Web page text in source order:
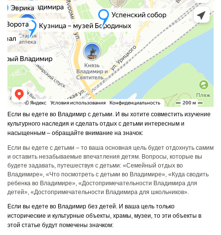
Если вы едете во Владимир с детьми. И вы хотите совместить изучение
культурного наследия и сделать отдых с детьми интересным и
насыщенным – обращайте внимание на значок:
Если вы едете с детьми – то ваша основная цель будет отдохнуть самим
и оставить незабываемые впечатления детям. Вопросы, которые вы
будете задавать, путешествуя с детьми: «Семейный отдых во
Владимире», «Что посмотреть с детьми во Владимире», «Куда сводить
ребенка во Владимире», «Достопримечательности Владимира для
детей», «Достопримечательности Владимира для школьников».
Если вы едете во Владимир без детей. И ваша цель только
исторические и культурные объекты, храмы, музеи, то эти объекты в
этой статье будут помечены значком: